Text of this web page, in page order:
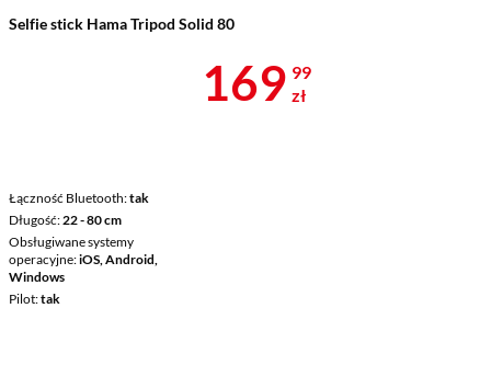
Selfie stick Hama Tripod Solid 80
Łączność Bluetooth tak
Długość 22 - 80 cm
Obsługiwane systemy
operacyjne iOS, Android,
Windows
Pilot tak
Cena 169,99
169 99
zł